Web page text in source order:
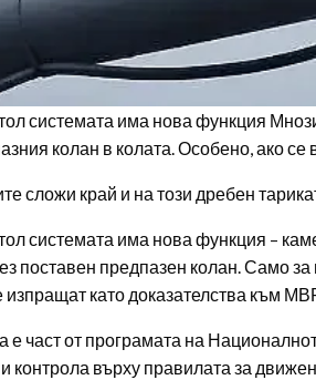
системата има нова функция
колан в колата. Особено, ако се
сложи край и на този дребен
системата има нова функция –
поставен предпазен колан. Само
изпращат като доказателства към
е част от програмата на
контрола върху правилата за